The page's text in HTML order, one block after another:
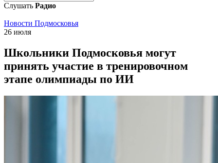
Слушать Радио
Новости Подмосковья
26 июля
Школьники Подмосковья могут
принять участие в тренировочном
этапе олимпиады по ИИ